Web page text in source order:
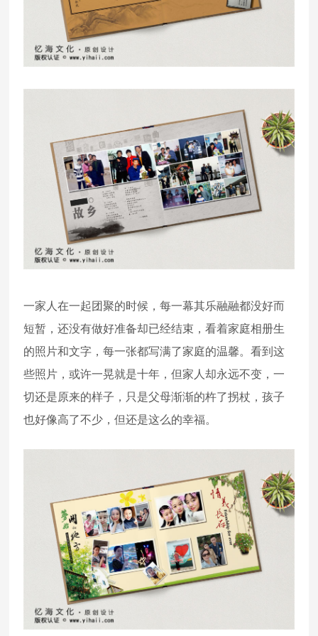
一家人在一起团聚的时候，每一幕其乐融融都没好而
短暂，还没有做好准备却已经结束，看着家庭相册生
的照片和文字，每一张都写满了家庭的温馨。看到这
些照片，或许一晃就是十年，但家人却永远不变，一
切还是原来的样子，只是父母渐渐的杵了拐杖，孩子
也好像高了不少，但还是这么的幸福。